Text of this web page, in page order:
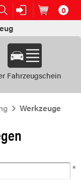
Artikel im
0
Fahrzeugschein
Werkzeuge
*